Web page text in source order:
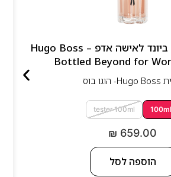
הוגו בוס בוטלד ביונד לאישה אדפ – Hugo Boss
Hugo Boss- הוגו בוס
100ml
tester 100ml
₪ 659.00
הוספה לסל